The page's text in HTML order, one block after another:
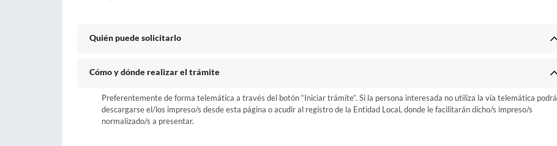
Quién puede solicitarlo
Cómo y dónde realizar el trámite
Preferentemente de forma telemática a través del botón “Iniciar trámite”. Si la persona interesada no utiliza la vía telemática podrá
descargarse el/los impreso/s desde esta página o acudir al registro de la Entidad Local, donde le facilitarán dicho/s impreso/s
normalizado/s a presentar.